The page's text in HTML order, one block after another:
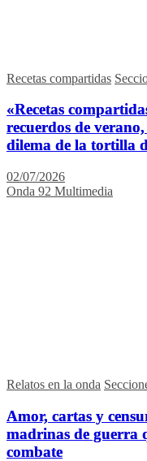
Recetas compartidas
«Recetas
recuerdos de
dilema de la tortilla
02/07/2026
Onda 92 Multimedia
Relatos en la onda
Amor, cartas y
madrinas de guerra
combate